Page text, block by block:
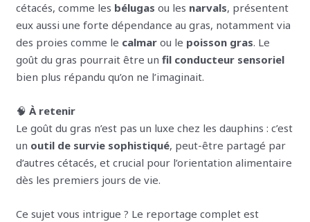
cétacés, comme les bélugas ou les narvals, présentent
eux aussi une forte dépendance au gras, notamment via
des proies comme le calmar ou le poisson gras. Le
goût du gras pourrait être unfil conducteur sensoriel
bien plus répandu qu’on ne l’imaginait.
🧠À retenir
Le goût du gras n’est pas un luxe chez les dauphins : c’est
un outil de survie sophistiqué, peut-être partagé par
d’autres cétacés, et crucial pour l’orientation alimentaire
dès les premiers jours de vie.
Ce sujet vous intrigue ? Le reportage complet est